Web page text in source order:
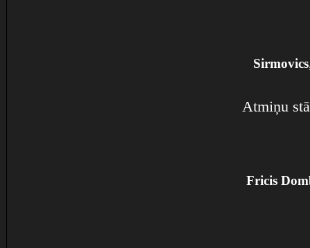
Sirmovics
Atmiņu
Fricis